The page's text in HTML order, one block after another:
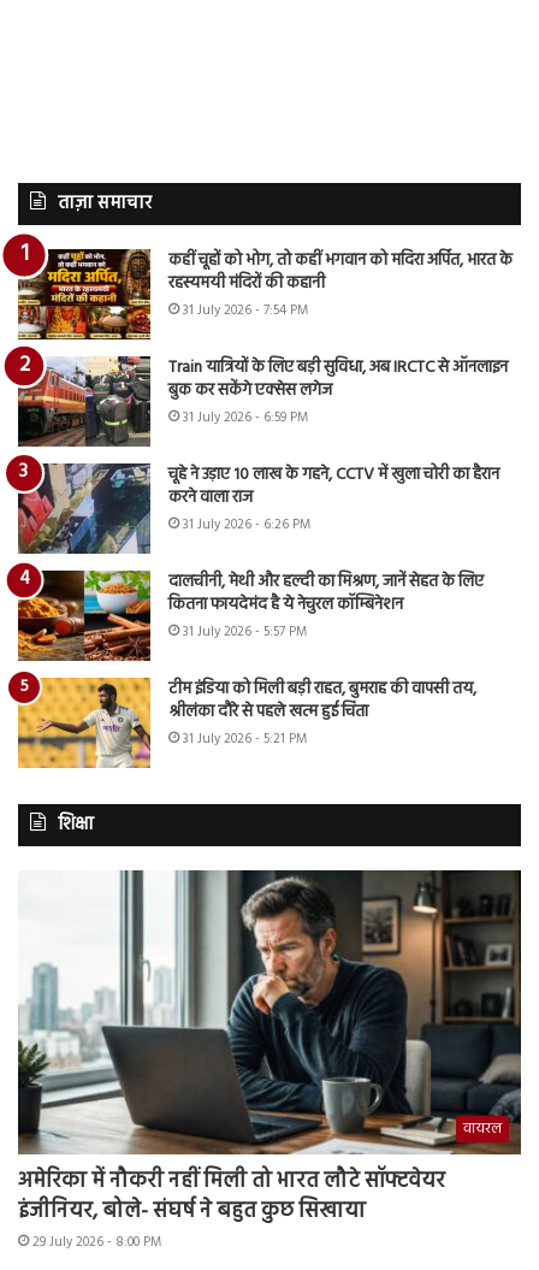
ताज़ा समाचार
कहीं चूहों को भोग, तो कहीं भगवान को मदिरा अर्पित, भारत के
रहस्यमयी मंदिरों की कहानी
31 July 2026 - 7:54 PM
Train यात्रियों के लिए बड़ी सुविधा, अब IRCTC से ऑनलाइन
बुक कर सकेंगे एक्सेस लगेज
31 July 2026 - 6:59 PM
चूहे ने उड़ाए 10 लाख के गहने, CCTV में खुला चोरी का हैरान
करने वाला राज
31 July 2026 - 6:26 PM
दालचीनी, मेथी और हल्दी का मिश्रण, जानें सेहत के लिए
कितना फायदेमंद है ये नेचुरल कॉम्बिनेशन
31 July 2026 - 5:57 PM
टीम इंडिया को मिली बड़ी राहत, बुमराह की वापसी तय,
श्रीलंका दौरे से पहले खत्म हुई चिंता
31 July 2026 - 5:21 PM
शिक्षा
वायरल
अमेरिका में नौकरी नहीं मिली तो भारत लौटे सॉफ्टवेयर
इंजीनियर, बोले- संघर्ष ने बहुत कुछ सिखाया
29 July 2026 - 8:00 PM